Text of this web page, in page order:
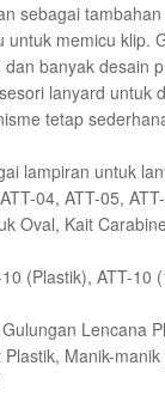
sebagai
memicu klip.
banyak desain
lanyard untuk
tetap
lampiran untuk
04, ATT-05,
Oval, Kait
(Plastik), ATT-10
Lencana
Manik-